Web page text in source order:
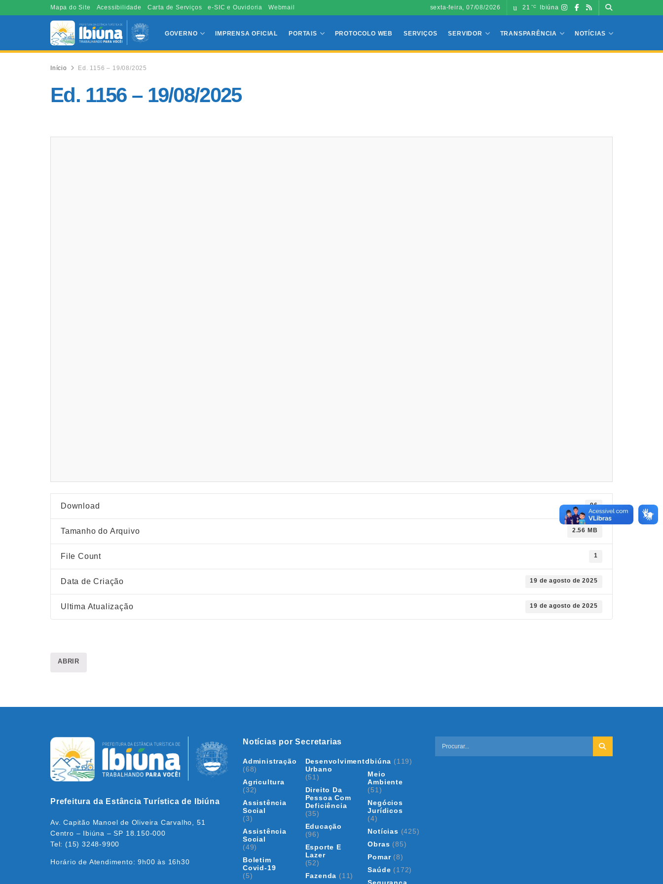
Mapa do Site Acessibilidade Carta de Serviços e-SIC e Ouvidoria Webmail sexta-feira, 07/08/2026 21 °C Ibiúna
GOVERNO IMPRENSA OFICIAL PORTAIS PROTOCOLO WEB SERVIÇOS SERVIDOR TRANSPARÊNCIA NOTÍCIAS
Início Ed. 1156 – 19/08/2025
Ed. 1156 – 19/08/2025
Download 96
Tamanho do Arquivo 2.56 MB
File Count 1
Data de Criação 19 de agosto de 2025
Ultima Atualização 19 de agosto de 2025
ABRIR
Prefeitura da Estância Turística de Ibiúna
Av. Capitão Manoel de Oliveira Carvalho, 51
Centro – Ibiúna – SP 18.150-000
Tel: (15) 3248-9900
Horário de Atendimento: 9h00 às 16h30
Notícias por Secretarias
Administração
(68)
Agricultura
(32)
Assistência
Social
(3)
Assistência
Social
(49)
Boletim
Covid-19
(5)
Desenvolvimento
Urbano
(51)
Direito Da
Pessoa Com
Deficiência
(35)
Educação
(96)
Esporte E
Lazer
(52)
Fazenda (11)
Ibiúna (119)
Meio
Ambiente
(51)
Negócios
Jurídicos
(4)
Notícias (425)
Obras (85)
Pomar(8)
Saúde (172)